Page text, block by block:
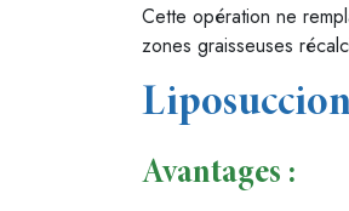
Cette opération ne
zones graisseuses
Avantages :